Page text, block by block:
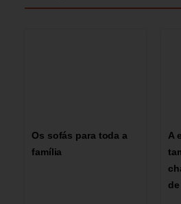
Os sofás para toda a
família
A